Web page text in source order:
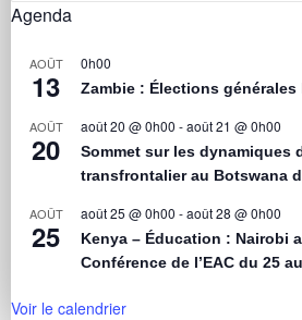
Agenda
AOÛT
13
0h00
Zambie : Élections générales
AOÛT
20
août 20 @ 0h00 -août 21 @ 0h00
Sommet sur les dynamiques
transfrontalier au Botswana
AOÛT
25
août 25 @ 0h00 -août 28 @ 0h00
Kenya – Éducation : Nairobi
Conférence de l’EAC du 25
Voir le calendrier